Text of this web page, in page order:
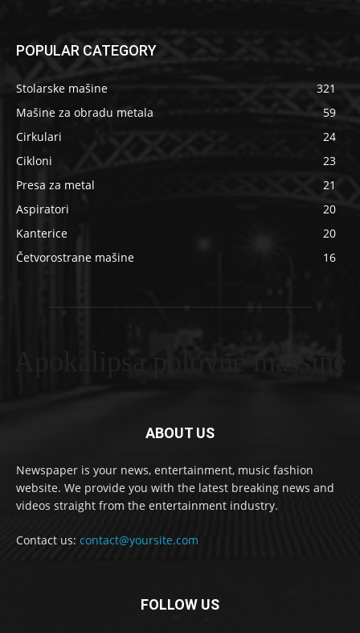
POPULAR CATEGORY
Stolarske mašine
321
Mašine za obradu metala
59
Cirkulari
24
Cikloni
23
Presa za metal
21
Aspiratori
20
Kanterice
20
Četvorostrane mašine
16
Apokalipsa polovne masšine
ABOUT US
Newspaper is your news, entertainment, music fashion
website. We provide you with the latest breaking news and
videos straight from the entertainment industry.
Contact us: contact@yoursite.com
FOLLOW US